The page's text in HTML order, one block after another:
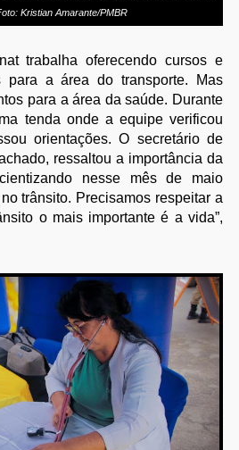
Kristian Amarante/PMBR
trabalha oferecendo cursos e
para a área do transporte. Mas
para a área da saúde. Durante
tenda onde a equipe verificou
orientações. O secretário de
ressaltou a importância da
nesse mês de maio
trânsito. Precisamos respeitar a
o mais importante é a vida”,